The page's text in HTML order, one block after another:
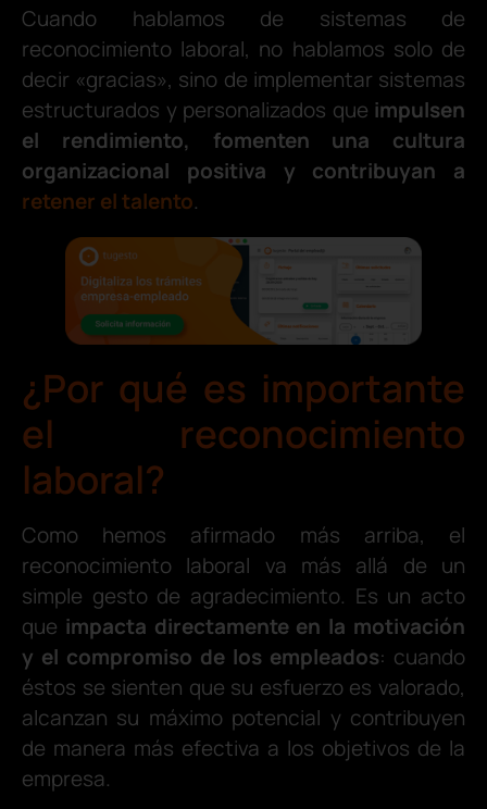
Cuando hablamos de sistemas de
reconocimiento laboral, no hablamos solo de
decir «gracias», sino de implementar sistemas
estructurados y personalizados que impulsen
el rendimiento, fomenten una cultura
organizacional positiva y contribuyan a
retener el talento.
¿Por qué es importante
el reconocimiento
laboral?
Como hemos afirmado más arriba, el
reconocimiento laboral va más allá de un
simple gesto de agradecimiento. Es un acto
que impacta directamente en la motivación
y el compromiso de los empleados: cuando
éstos se sienten que su esfuerzo es valorado,
alcanzan su máximo potencial y contribuyen
de manera más efectiva a los objetivos de la
empresa.